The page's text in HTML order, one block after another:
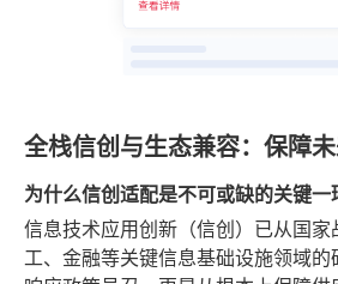
全栈信创与生态兼容：保障
为什么信创适配是不可或缺的关键一
信息技术应用创新（信创）已从国家
工、金融等关键信息基础设施领域的